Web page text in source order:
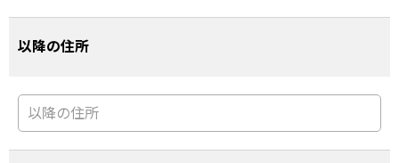
以降の住所